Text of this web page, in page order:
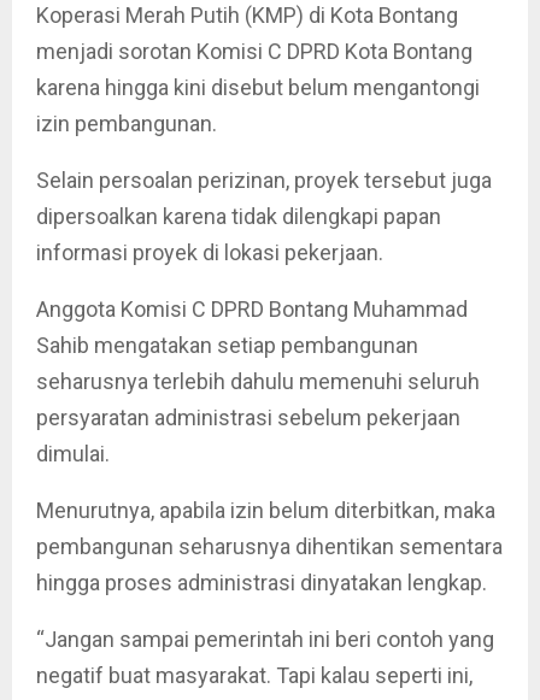
Koperasi Merah Putih (KMP) di Kota Bontang
menjadi sorotan Komisi C DPRD Kota Bontang
karena hingga kini disebut belum mengantongi
izin pembangunan.
Selain persoalan perizinan, proyek tersebut juga
dipersoalkan karena tidak dilengkapi papan
informasi proyek di lokasi pekerjaan.
Anggota Komisi C DPRD Bontang Muhammad
Sahib mengatakan setiap pembangunan
seharusnya terlebih dahulu memenuhi seluruh
persyaratan administrasi sebelum pekerjaan
dimulai.
Menurutnya, apabila izin belum diterbitkan, maka
pembangunan seharusnya dihentikan sementara
hingga proses administrasi dinyatakan lengkap.
“Jangan sampai pemerintah ini beri contoh yang
negatif buat masyarakat. Tapi kalau seperti ini,